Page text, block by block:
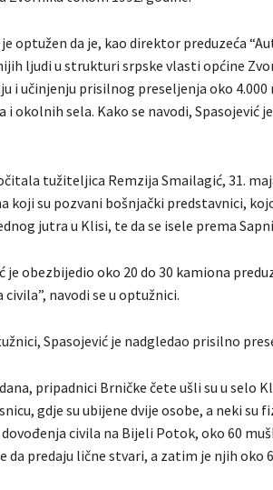
je optužen da je, kao direktor preduzeća
ljudi u strukturi srpske vlasti općine
i učinjenju prisilnog preseljenja oko
i okolnih sela. Kako se navodi, Spasojević
tužiteljica Remzija Smailagić, 31.
koji su pozvani bošnjački predstavnici,
jutra u Klisi, te da se isele prema
je obezbijedio oko 20 do 30 kamiona
navodi se u optužnici.
Spasojević je nadgledao prisilno
pripadnici Brničke čete ušli su u selo
gdje su ubijene dvije osobe, a neki
civila na Bijeli Potok, oko 60
da predaju lične stvari, a zatim je njih oko